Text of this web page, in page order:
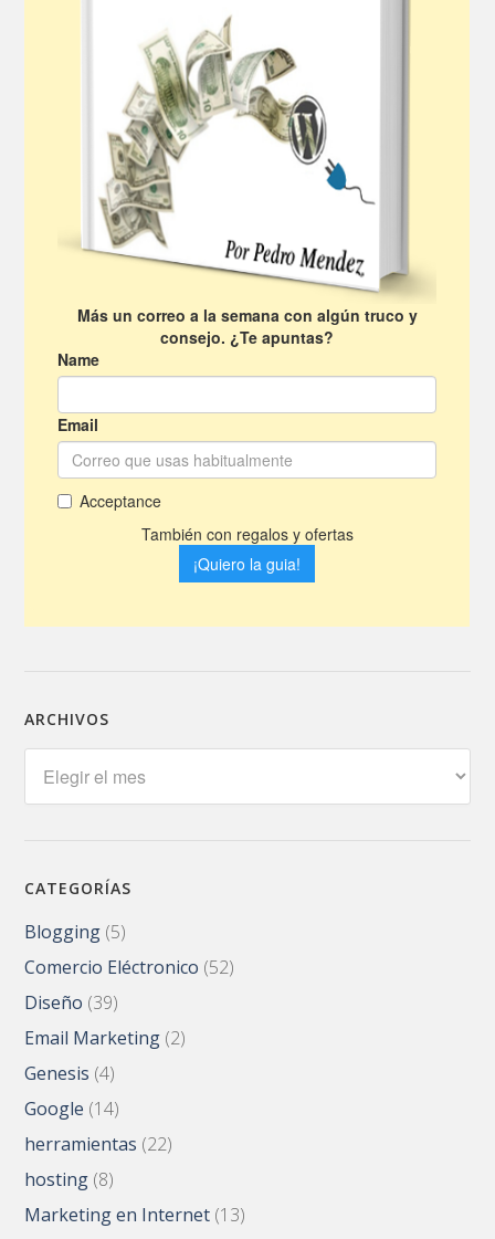
ARCHIVOS
CATEGORÍAS
Blogging (5)
Comercio Eléctronico (52)
Diseño (39)
Email Marketing (2)
Genesis (4)
Google (14)
herramientas (22)
hosting (8)
Marketing en Internet (13)